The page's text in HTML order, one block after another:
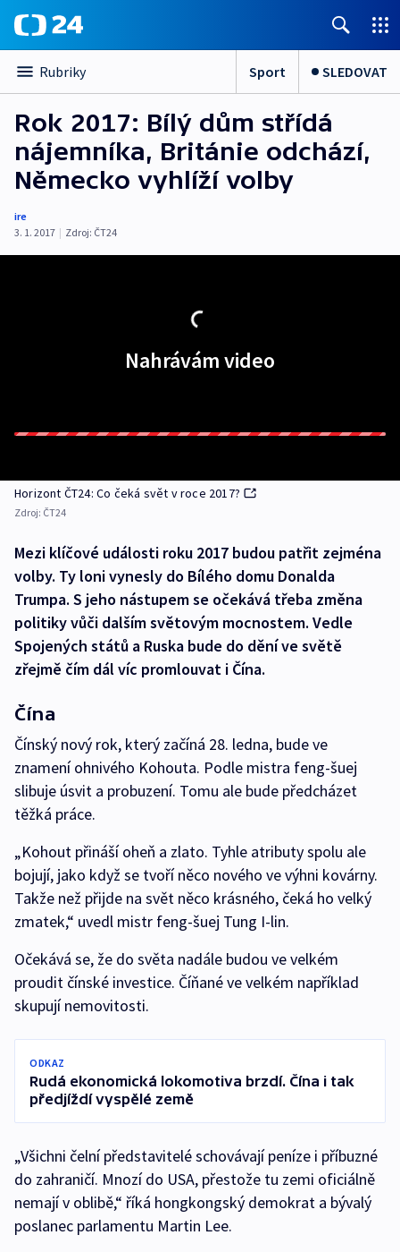
Rubriky Sport SLEDOVAT
Rok 2017: Bílý dům střídá
nájemníka, Británie odchází,
Německo vyhlíží volby
ire
3. 1. 2017 | Zdroj: ČT24
Nahrávám video
Horizont ČT24: Co čeká svět v roce 2017?
Zdroj: ČT24
Mezi klíčové události roku 2017 budou patřit zejména
volby. Ty loni vynesly do Bílého domu Donalda
Trumpa. S jeho nástupem se očekává třeba změna
politiky vůči dalším světovým mocnostem. Vedle
Spojených států a Ruska bude do dění ve světě
zřejmě čím dál víc promlouvat i Čína.
Čína
Čínský nový rok, který začíná 28. ledna, bude ve
znamení ohnivého Kohouta. Podle mistra feng-šuej
slibuje úsvit a probuzení. Tomu ale bude předcházet
těžká práce.
„Kohout přináší oheň a zlato. Tyhle atributy spolu ale
bojují, jako když se tvoří něco nového ve výhni kovárny.
Takže než přijde na svět něco krásného, čeká ho velký
zmatek,“ uvedl mistr feng-šuej Tung I-lin.
Očekává se, že do světa nadále budou ve velkém
proudit čínské investice. Číňané ve velkém například
skupují nemovitosti.
ODKAZ
Rudá ekonomická lokomotiva brzdí. Čína i tak
předjíždí vyspělé země
„Všichni čelní představitelé schovávají peníze i příbuzné
do zahraničí. Mnozí do USA, přestože tu zemi oficiálně
nemají v oblibě,“ říká hongkongský demokrat a bývalý
poslanec parlamentu Martin Lee.